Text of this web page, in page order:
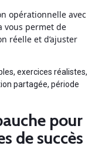
opérationnelle avec
vous permet de
réelle et d’ajuster
exercices réalistes,
partagée, période
pour
de succès